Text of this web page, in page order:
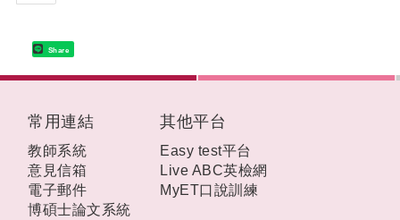
Share
常用連結
教師系統
意見信箱
電子郵件
博碩士論文系統
其他平台
Easy test平台
Live ABC英檢網
MyET口說訓練